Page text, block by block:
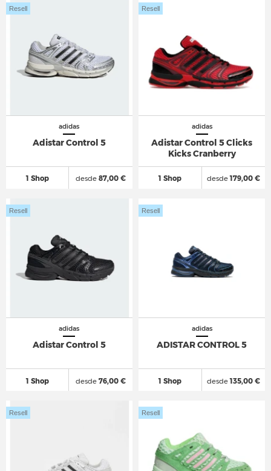
adidas
Adistar Control 5
1 Shop
Resell
desde87,00 €
adidas
Adistar Control 5 Clicks
Kicks Cranberry
1 Shop
Resell
desde179,00 €
adidas
Adistar Control 5
1 Shop
Resell
desde76,00 €
adidas
ADISTAR CONTROL 5
1 Shop
Resell
desde135,00 €
Resell Resell